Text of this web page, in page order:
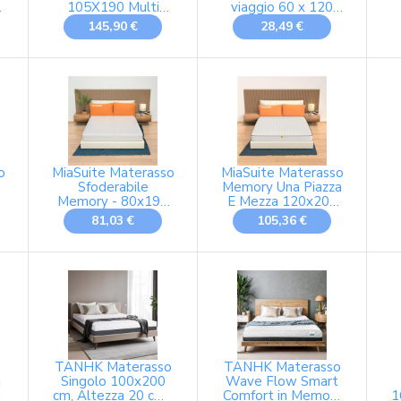
105X190 Multi
strato, springcore e
visione viscoelastica
fermezza,
separatemuv &
breathtsoft+
145,90 €
viaggio 60 x 120
cm, altezza del
nucleo 5 cm, fodera
28,49 €
MiaSuite Materasso
Sfoderabile
Memory - 80x190
cm Alto 20 cm,
Indeformabile,
Traspirante | One
81,03 €
MiaSuite Materasso
Memory Una Piazza
E Mezza 120x200
cm, Alto 15 cm,
Ortopedico con
105,36 €
TANHK Materasso
Singolo 100x200
cm, Altezza 20 cm |
TANHK Materasso
Wave Flow Smart
Comfort in Memory